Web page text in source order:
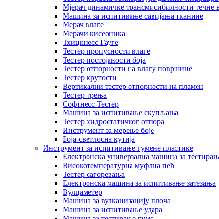
Мјерач динамичке трансмисибилности течне
Машина за испитивање савијања тканине
Мерач влаге
Мерачи кисеоника
Тхицкнесс Гауге
Тестер пропусности влаге
Тестер постојаности боја
Тестер отпорности на влагу површине
Тестер крутости
Вертикални тестер отпорности на пламен
Тестер трења
Софтнесс Тестер
Машина за испитивање скупљања
Тестер хидростатичког отпора
Инструмент за мерење боје
Боја-светлосна кутија
Инструмент за испитивање гумене пластике
Електронска универзална машина за
Високотемпературна муфлна пећ
Тестер сагоревања
Електронска машина за испитивање затезања
Вулцаметер
Машина за вулканизацију плоча
Машина за испитивање удара